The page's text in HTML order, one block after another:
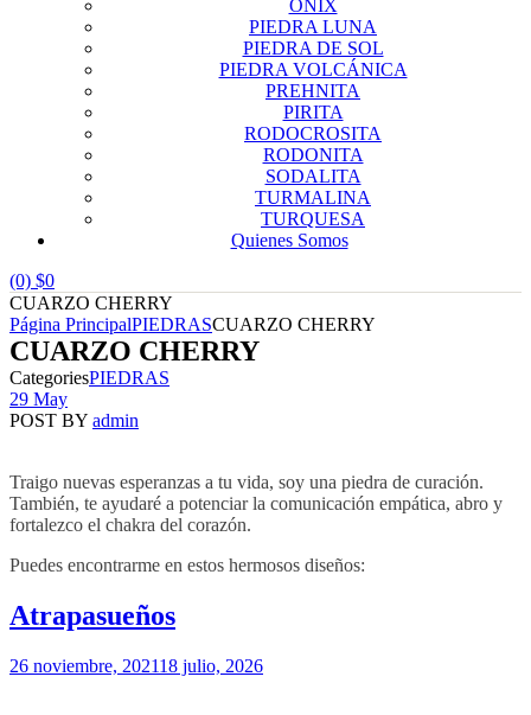
ONIX
PIEDRA LUNA
PIEDRA DE SOL
PIEDRA VOLCÁNICA
PREHNITA
PIRITA
RODOCROSITA
RODONITA
SODALITA
TURMALINA
TURQUESA
Quienes Somos
(0) $0
CUARZO CHERRY
Página PrincipalPIEDRASCUARZO CHERRY
CUARZO CHERRY
CategoriesPIEDRAS
29 May
POST BY admin
Traigo nuevas esperanzas a tu vida, soy una piedra de curación.
También, te ayudaré a potenciar la comunicación empática, abro y
fortalezco el chakra del corazón.
Puedes encontrarme en estos hermosos diseños:
Atrapasueños
26 noviembre, 202118 julio, 2026